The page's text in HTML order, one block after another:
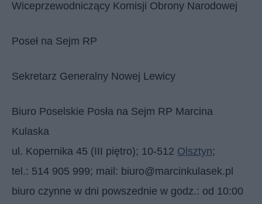
Wiceprzewodniczący Komisji Obrony Narodowej
Poseł na Sejm RP
Sekretarz Generalny Nowej Lewicy
Biuro Poselskie Posła na Sejm RP Marcina
Kulaska
ul. Kopernika 45 (III piętro); 10-512 Olsztyn;
tel.: 514 905 999; mail: biuro@marcinkulasek.pl
biuro czynne w dni powszednie w godz.: od 10:00